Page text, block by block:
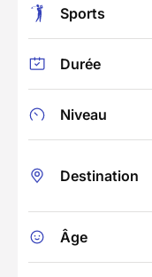
Sports
Durée
Niveau
Destination
Âge